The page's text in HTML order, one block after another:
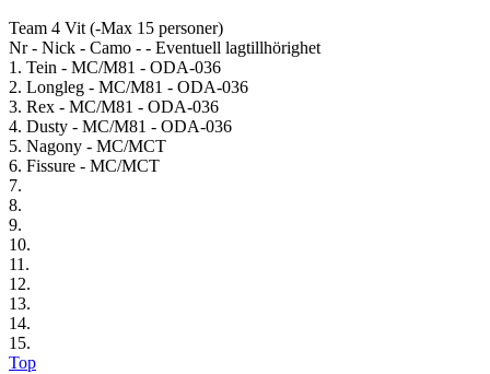
Team 4 Vit (-Max 15 personer)
Nr - Nick - Camo - - Eventuell lagtillhörighet
1. Tein - MC/M81 - ODA-036
2. Longleg - MC/M81 - ODA-036
3. Rex - MC/M81 - ODA-036
4. Dusty - MC/M81 - ODA-036
5. Nagony - MC/MCT
6. Fissure - MC/MCT
7.
8.
9.
10.
11.
12.
13.
14.
15.
Top